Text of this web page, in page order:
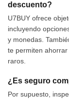
descuento?
U7BUY ofrece
incluyendo
y monedas.
te permiten
raros.
¿Es seguro
Por supuesto,